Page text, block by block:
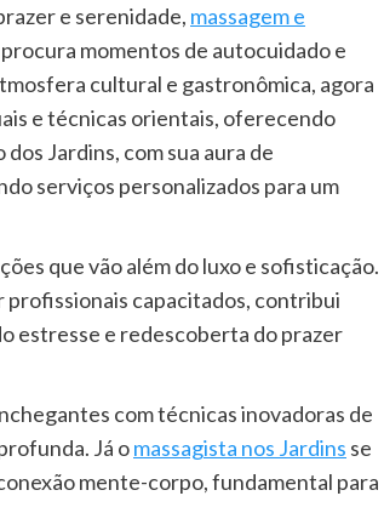
e serenidade, massagem e
momentos de autocuidado e
cultural e gastronômica, agora
e técnicas orientais, oferecendo
Jardins, com sua aura de
serviços personalizados para um
que vão além do luxo e sofisticação.
profissionais capacitados, contribui
estresse e redescoberta do prazer
com técnicas inovadoras de
Já omassagista nos Jardins se
mente-corpo, fundamental para